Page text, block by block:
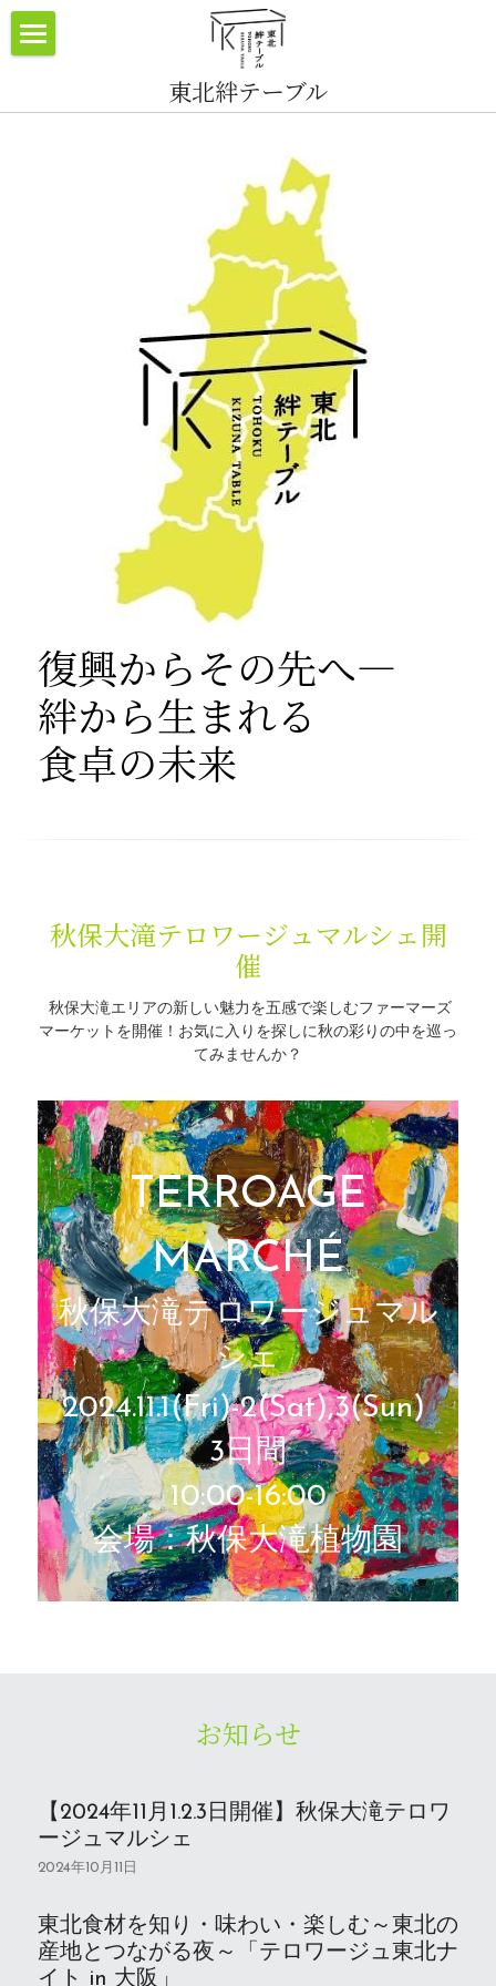
東北絆テーブル
復興からその先へ―
絆から生まれる
食卓の未来
秋保大滝テロワージュマルシェ開
催
マーケットを開催！お気に入りを探しに秋の彩りの中を巡っ
てみませんか？
TERROAGE
MARCHÉ
秋保大滝テロワージュマル
シェ
2024.11.1(Fri)-2(Sat),3(Sun)
3日間
10:00-16:00
会場：秋保大滝植物園
お知らせ
【2024年11月1.2.3日開催】秋保大滝テロワ
ージュマルシェ
2024年10月11日
東北食材を知り・味わい・楽しむ～東北の
産地とつながる夜～「テロワージュ東北ナ
イト in 大阪」
ブログカテゴリー
すべてのカテゴリ